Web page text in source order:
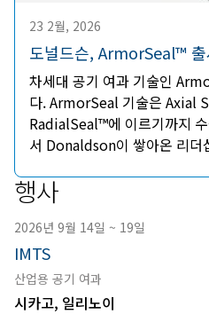
23 2월, 2026
도널드슨, ArmorSeal™ 출
차세대 공기 여과 기술인
다. ArmorSeal 기술은 Axial
RadialSeal™에 이르기까지
서 Donaldson이 쌓아온 리더
다.
행사
2026년 9월 14일 ~ 19일
IMTS
산업용 공기 여과
시카고, 일리노이